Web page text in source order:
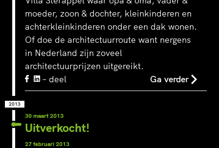
moeder, zoon & dochter, kleinkinderen en
achterkleinkinderen onder een dak wonen.
Of doe de architectuurroute want nergens
in Nederland zijn zoveel
architectuurprijzen uitgereikt.
– deel
Ga verder
2013
30 maart 2013
Uitverkocht!
27 februari 2013